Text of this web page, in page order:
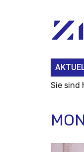
Search…
Sie sind